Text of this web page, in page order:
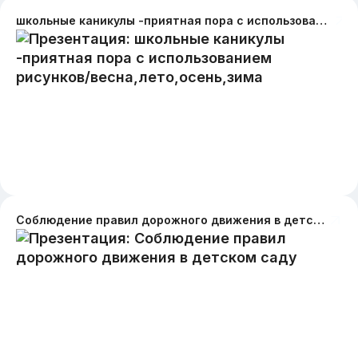
школьные каникулы -приятная пора с использованием рисунков/весна,лето,осень,зима
Соблюдение правил дорожного движения в детском саду